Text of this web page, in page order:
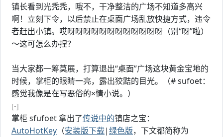
镇长看到光秃秃，哦不，干净整洁的广场不知道多高兴
啊！立刻下令，以后禁止在桌面广场乱放快捷方式，违令
者赶出小镇。哎呀呀呀呀呀呀呀呀呀呀呀呀（别“呀”啦）
～这可怎么办捏？
当大家都一筹莫展，打算退出“桌面”广场这块黄金宝地的
时候，掌柜的眼睛一亮，露出狡黠的目光。（# sufoet：
感觉我像是在写恶俗的×情小说。）
[-]
掌柜 sfufoet 拿出了传说中的镇店之宝：
AutoHotKey （安装版下载|绿色版，下文都简称为